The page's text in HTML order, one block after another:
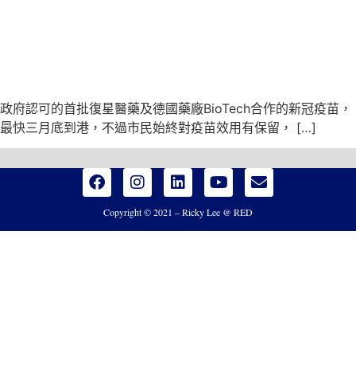
政府認可的首批復星醫藥及德國藥廠BioTech合作的新冠疫苗，
最快三月底到港，不過市民始終對疫苗效用有保留， […]
Copyright © 2021 – Ricky Lee @ RED